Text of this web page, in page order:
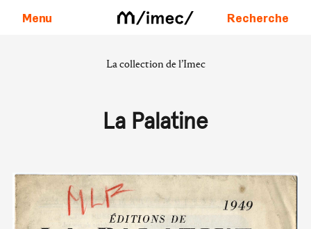
Menu Recherche
La collection de l’Imec
La Palatine